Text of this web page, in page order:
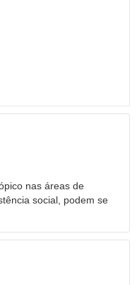
nas áreas de
social, podem se